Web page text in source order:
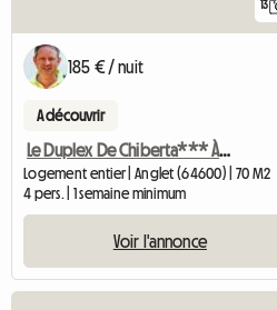
13
185 € / nuit
A découvrir
Le Duplex De Chiberta*** À Anglet
Logement entier | Anglet (64600) | 70 M2
4 pers. | 1 semaine minimum
Voir l'annonce